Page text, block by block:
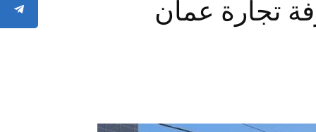
تجارة عمان